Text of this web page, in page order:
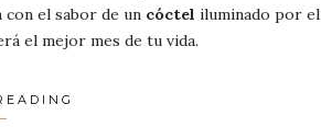
con el sabor de un cóctel iluminado por el
el mejor mes de tu vida.